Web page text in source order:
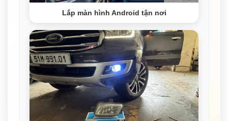
Lắp màn hình Android tận nơi